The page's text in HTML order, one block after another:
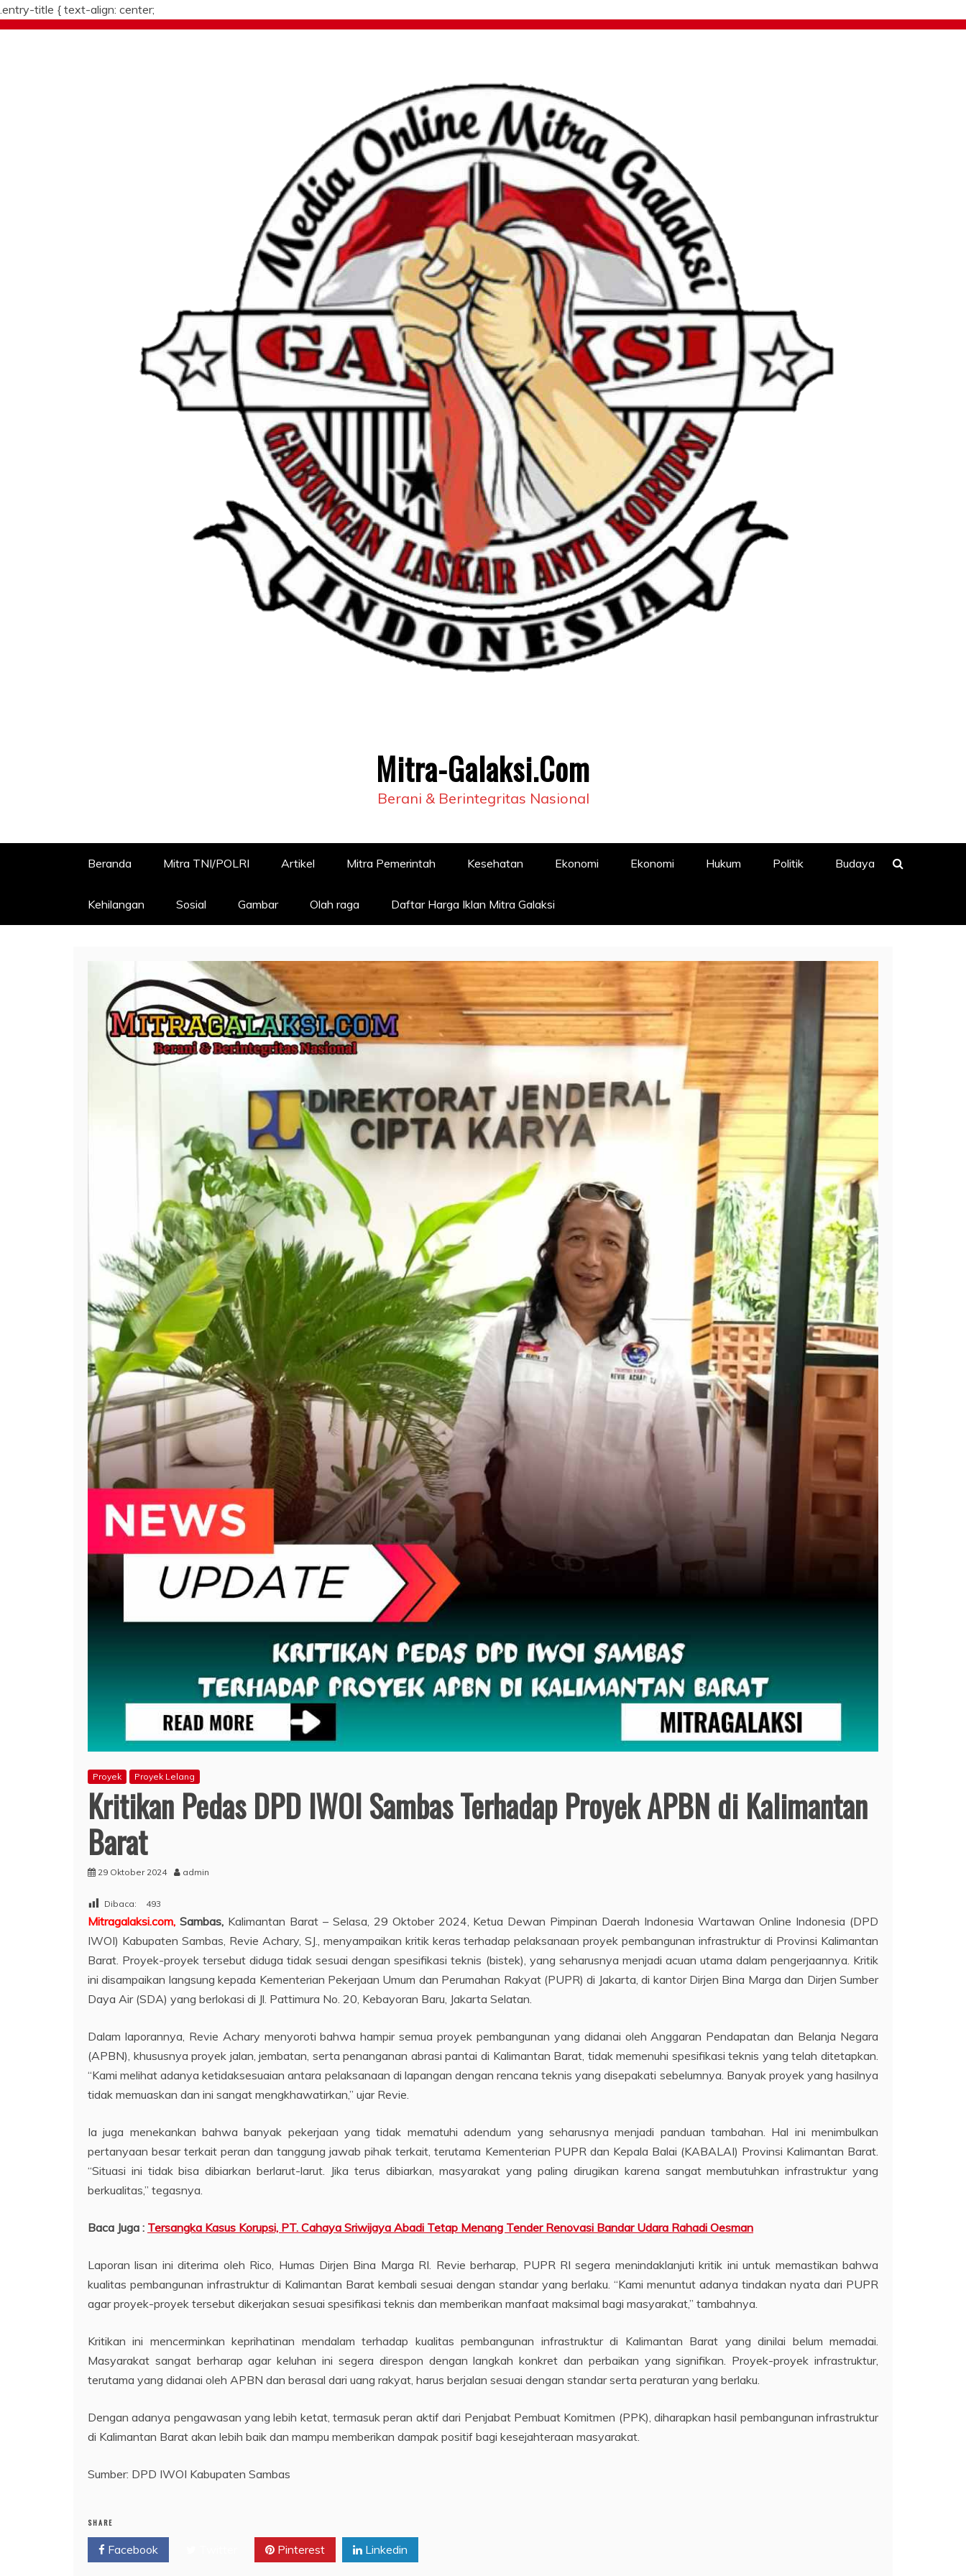
.entry-title { text-align: center;
Skip
Mitra-Galaksi.Com
Berani & Berintegritas Nasional
Beranda Mitra TNI/POLRI Artikel Mitra Pemerintah Kesehatan Ekonomi Ekonomi Hukum Politik Budaya
Kehilangan Sosial Gambar Olah raga Daftar Harga Iklan Mitra Galaksi
Proyek Proyek Lelang
Kritikan Pedas DPD IWOI Sambas Terhadap Proyek APBN di Kalimantan
Barat
29 Oktober 2024 admin
Dibaca: 493
Mitragalaksi.com, Sambas,Kalimantan Barat – Selasa, 29 Oktober 2024, Ketua Dewan Pimpinan Daerah Indonesia Wartawan Online Indonesia (DPD
IWOI) Kabupaten Sambas, Revie Achary, SJ., menyampaikan kritik keras terhadap pelaksanaan proyek pembangunan infrastruktur di Provinsi Kalimantan
Barat. Proyek-proyek tersebut diduga tidak sesuai dengan spesifikasi teknis (bistek), yang seharusnya menjadi acuan utama dalam pengerjaannya. Kritik
ini disampaikan langsung kepada Kementerian Pekerjaan Umum dan Perumahan Rakyat (PUPR) di Jakarta, di kantor Dirjen Bina Marga dan Dirjen Sumber
Daya Air (SDA) yang berlokasi di Jl. Pattimura No. 20, Kebayoran Baru, Jakarta Selatan.
Dalam laporannya, Revie Achary menyoroti bahwa hampir semua proyek pembangunan yang didanai oleh Anggaran Pendapatan dan Belanja Negara
(APBN), khususnya proyek jalan, jembatan, serta penanganan abrasi pantai di Kalimantan Barat, tidak memenuhi spesifikasi teknis yang telah ditetapkan.
“Kami melihat adanya ketidaksesuaian antara pelaksanaan di lapangan dengan rencana teknis yang disepakati sebelumnya. Banyak proyek yang hasilnya
tidak memuaskan dan ini sangat mengkhawatirkan,” ujar Revie.
Ia juga menekankan bahwa banyak pekerjaan yang tidak mematuhi adendum yang seharusnya menjadi panduan tambahan. Hal ini menimbulkan
pertanyaan besar terkait peran dan tanggung jawab pihak terkait, terutama Kementerian PUPR dan Kepala Balai (KABALAI) Provinsi Kalimantan Barat.
“Situasi ini tidak bisa dibiarkan berlarut-larut. Jika terus dibiarkan, masyarakat yang paling dirugikan karena sangat membutuhkan infrastruktur yang
berkualitas,” tegasnya.
Baca Juga : Tersangka Kasus Korupsi, PT. Cahaya Sriwijaya Abadi Tetap Menang Tender Renovasi Bandar Udara Rahadi Oesman
Laporan lisan ini diterima oleh Rico, Humas Dirjen Bina Marga RI. Revie berharap, PUPR RI segera menindaklanjuti kritik ini untuk memastikan bahwa
kualitas pembangunan infrastruktur di Kalimantan Barat kembali sesuai dengan standar yang berlaku. “Kami menuntut adanya tindakan nyata dari PUPR
agar proyek-proyek tersebut dikerjakan sesuai spesifikasi teknis dan memberikan manfaat maksimal bagi masyarakat,” tambahnya.
Kritikan ini mencerminkan keprihatinan mendalam terhadap kualitas pembangunan infrastruktur di Kalimantan Barat yang dinilai belum memadai.
Masyarakat sangat berharap agar keluhan ini segera direspon dengan langkah konkret dan perbaikan yang signifikan. Proyek-proyek infrastruktur,
terutama yang didanai oleh APBN dan berasal dari uang rakyat, harus berjalan sesuai dengan standar serta peraturan yang berlaku.
Dengan adanya pengawasan yang lebih ketat, termasuk peran aktif dari Penjabat Pembuat Komitmen (PPK), diharapkan hasil pembangunan infrastruktur
di Kalimantan Barat akan lebih baik dan mampu memberikan dampak positif bagi kesejahteraan masyarakat.
Sumber: DPD IWOI Kabupaten Sambas
SHARE
Facebook Pinterest Linkedin